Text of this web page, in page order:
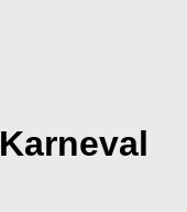
Karneval